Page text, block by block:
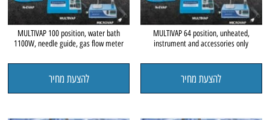
MULTIVAP 64 position, unheated,
instrument and accessories only
להצעת מחיר
MULTIVAP 100 position, water bath
1100W, needle guide, gas flow meter
להצעת מחיר